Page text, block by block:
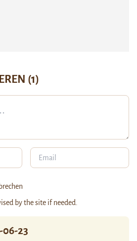
(1)
by the site if needed.
06-23